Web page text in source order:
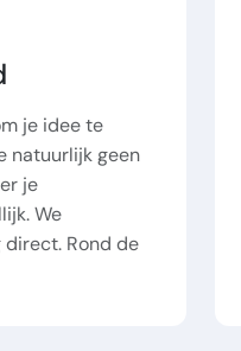
je idee te
natuurlijk geen
je
We
Rond de